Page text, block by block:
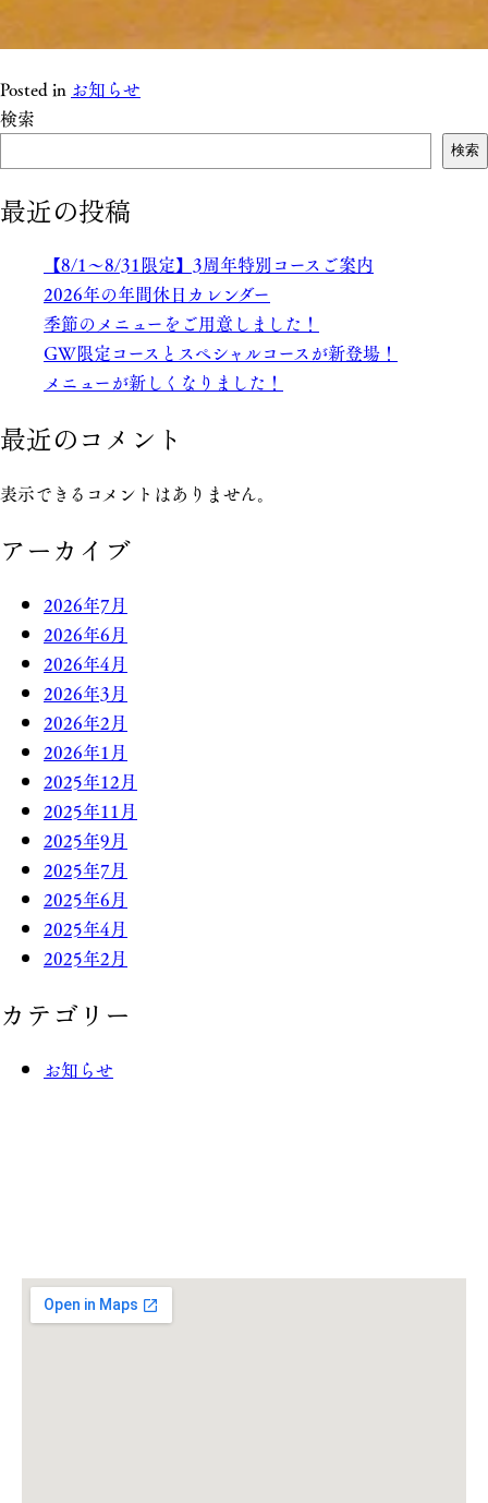
Posted in お知らせ
検索
検索
最近の投稿
【8/1～8/31限定】3周年特別コースご案内
2026年の年間休日カレンダー
季節のメニューをご用意しました！
GW限定コースとスペシャルコースが新登場！
メニューが新しくなりました！
最近のコメント
表示できるコメントはありません。
アーカイブ
2026年7月
2026年6月
2026年4月
2026年3月
2026年2月
2026年1月
2025年12月
2025年11月
2025年9月
2025年7月
2025年6月
2025年4月
2025年2月
カテゴリー
お知らせ